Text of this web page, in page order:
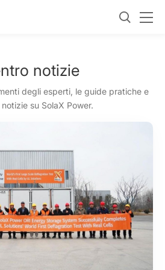
notizie
degli esperti, le guide pratiche e
su SolaX Power.